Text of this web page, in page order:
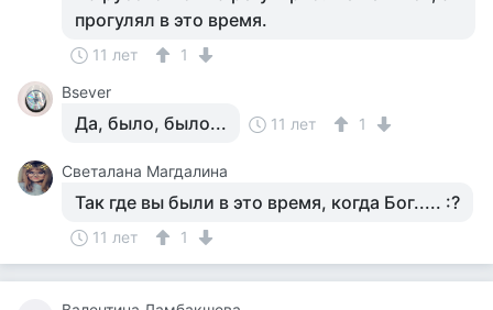
прогулял в это время.
11 лет
1
Bsever
Да, было, было... 11 лет 1
Светалана Магдалина
Так где вы были в это время, когда Бог..... :?
11 лет 1